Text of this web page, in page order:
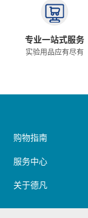
专业一站式服务
实验用品应有尽有
购物指南
服务中心
关于德凡